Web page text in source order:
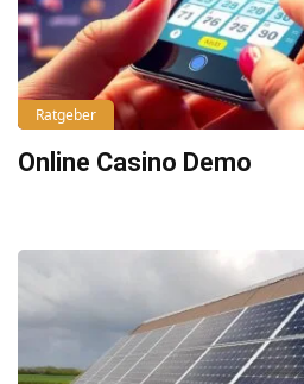
Ratgeber
Online Casino Demo